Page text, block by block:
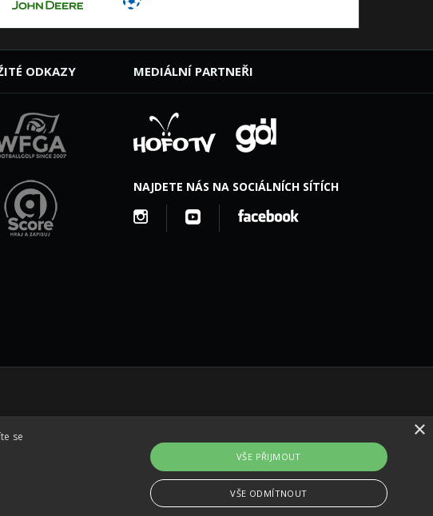
ODKAZY MEDIÁLNÍ PARTNEŘI
NAJDETE NÁS NA SOCIÁLNÍCH SÍTÍCH
M square s.r.o.
×
se
VŠE PŘIJMOUT
VŠE ODMÍTNOUT